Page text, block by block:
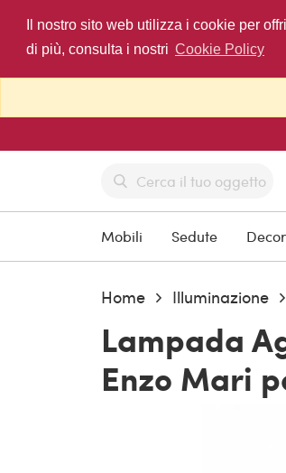
Il nostro sito web utilizza i cookie per
di più, consulta i nostri Cookie Policy
Mobili Sedute Decor
Home Illuminazione
Lampada
Enzo Mari